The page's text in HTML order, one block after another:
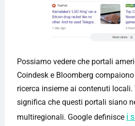
Possiamo vedere che portali
Coindesk e Bloomberg
ricerca insieme ai contenuti
significa che questi portali siano
multiregionali. Google definisce i